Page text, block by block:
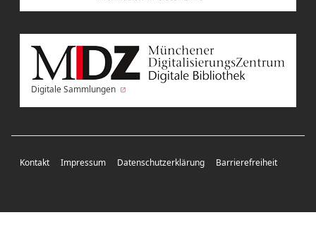
Digitale Sammlungen
Kontakt Impressum Datenschutzerklärung Barrierefreiheit